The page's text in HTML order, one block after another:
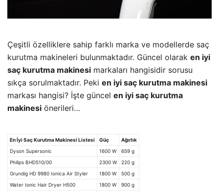
Çeşitli özelliklere sahip farklı marka ve modellerde saç
kurutma makineleri bulunmaktadır. Güncel olarak en iyi
saç kurutma makinesi markaları hangisidir sorusu
sıkça sorulmaktadır. Peki en iyi saç kurutma makinesi
markası hangisi? İşte güncel en iyi saç kurutma
makinesi önerileri…
En İyi Saç Kurutma Makinesi Listesi Güç
Ağırlık
Dyson Supersonic
1600 W
659 g
Philips BHD510/00
2300 W
220 g
Grundig HD 9980 Ionica Air Styler
1800 W
500 g
Water Ionic Hair Dryer H500
1800 W
900 g